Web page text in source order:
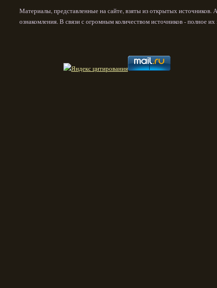
Материалы, представленные на сайте, взяты из открытых
ознакомления. В связи с огромным количеством источников - полное